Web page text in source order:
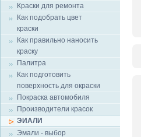
Краски для ремонта
Как подобрать цвет
краски
Как правильно наносить
краску
Палитра
Как подготовить
поверхность для окраски
Покраска автомобиля
Производители красок
ЭИАЛИ
Эмали - выбор